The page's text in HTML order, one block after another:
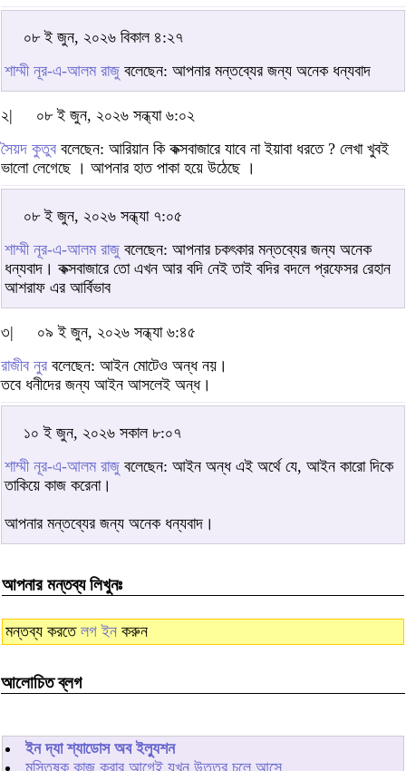
০৮ ই জুন, ২০২৬ বিকাল ৪:২৭
শাম্মী নূর-এ-আলম রাজু বলেছেন: আপনার মন্তব্যের জন্য অনেক ধন্যবাদ
২|
০৮ ই জুন, ২০২৬ সন্ধ্যা ৬:০২
সৈয়দ কুতুব বলেছেন: আরিয়ান কি কক্সবাজারে যাবে না ইয়াবা ধরতে ? লেখা খুবই
ভালো লেগেছে । আপনার হাত পাকা হয়ে উঠেছে ।
০৮ ই জুন, ২০২৬ সন্ধ্যা ৭:০৫
শাম্মী নূর-এ-আলম রাজু বলেছেন: আপনার চকৎকার মন্তব্যের জন্য অনেক
ধন্যবাদ। কক্সবাজারে তো এখন আর বদি নেই তাই বদির বদলে প্রফেসর রেহান
আশরাফ এর আর্বিভাব
৩|
০৯ ই জুন, ২০২৬ সন্ধ্যা ৬:৪৫
রাজীব নুর বলেছেন: আইন মোটেও অন্ধ নয়।
তবে ধনীদের জন্য আইন আসলেই অন্ধ।
১০ ই জুন, ২০২৬ সকাল ৮:০৭
শাম্মী নূর-এ-আলম রাজু বলেছেন: আইন অন্ধ এই অর্থে যে, আইন কারো দিকে
তাকিয়ে কাজ করেনা।
আপনার মন্তব্যের জন্য অনেক ধন্যবাদ।
আপনার মন্তব্য লিখুনঃ
মন্তব্য করতে লগ ইন করুন
আলোচিত ব্লগ
ইন দ্যা শ্যাডোস অব ইল্যুশন